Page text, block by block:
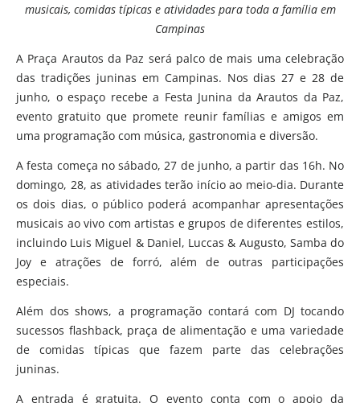
musicais, comidas típicas e atividades para toda a família em
Campinas
A Praça Arautos da Paz será palco de mais uma celebração
das tradições juninas em Campinas. Nos dias 27 e 28 de
junho, o espaço recebe a Festa Junina da Arautos da Paz,
evento gratuito que promete reunir famílias e amigos em
uma programação com música, gastronomia e diversão.
A festa começa no sábado, 27 de junho, a partir das 16h. No
domingo, 28, as atividades terão início ao meio-dia. Durante
os dois dias, o público poderá acompanhar apresentações
musicais ao vivo com artistas e grupos de diferentes estilos,
incluindo Luis Miguel & Daniel, Luccas & Augusto, Samba do
Joy e atrações de forró, além de outras participações
especiais.
Além dos shows, a programação contará com DJ tocando
sucessos flashback, praça de alimentação e uma variedade
de comidas típicas que fazem parte das celebrações
juninas.
A entrada é gratuita. O evento conta com o apoio da